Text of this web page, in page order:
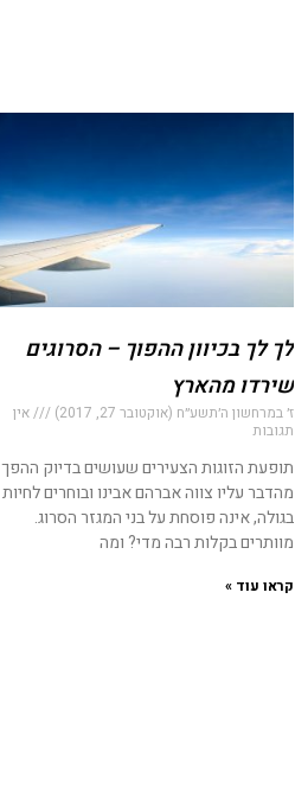
לך לך בכיוון ההפוך – הסרוגים
שירדו מהארץ
ז׳ במרחשון ה׳תשע״ח (אוקטובר 27, 2017)
אין
תגובות
תופעת הזוגות הצעירים שעושים בדיוק ההפך
מהדבר עליו צווה אברהם אבינו ובוחרים לחיות
בגולה, אינה פוסחת על בני המגזר הסרוג.
מוותרים בקלות רבה מדי? ומה
קראו עוד »